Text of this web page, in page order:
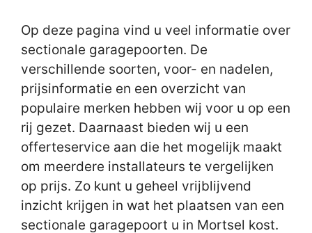
Op deze pagina vind u veel informatie over
sectionale garagepoorten. De
verschillende soorten, voor- en nadelen,
prijsinformatie en een overzicht van
populaire merken hebben wij voor u op een
rij gezet. Daarnaast bieden wij u een
offerteservice aan die het mogelijk maakt
om meerdere installateurs te vergelijken
op prijs. Zo kunt u geheel vrijblijvend
inzicht krijgen in wat het plaatsen van een
sectionale garagepoort u in Mortsel kost.